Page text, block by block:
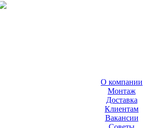
О компании
Монтаж
Доставка
Клиентам
Вакансии